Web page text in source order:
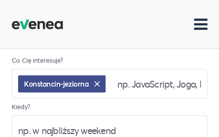
Co Cię interesuje?
Konstancin-jeziorna
Kiedy?